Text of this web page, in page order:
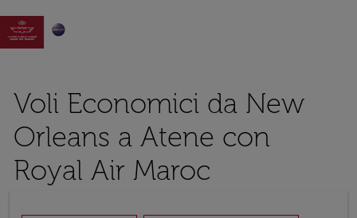

Voli Economici da New
Orleans a Atene con
Royal Air Maroc